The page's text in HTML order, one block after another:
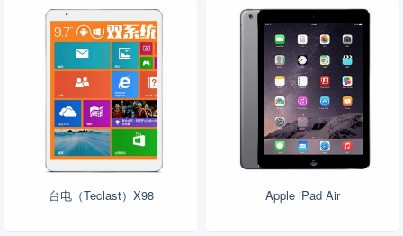
台电（Teclast）X98 Apple iPad Air